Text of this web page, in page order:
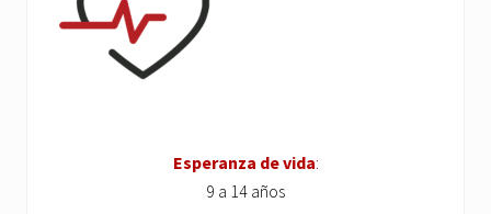
Esperanza de vida:
9 a 14 años